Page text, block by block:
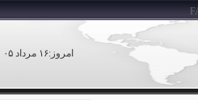
امروز:۱۶ مرداد ۰۵